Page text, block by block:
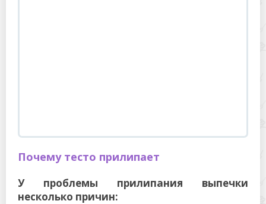
Почему тесто прилипает
У проблемы прилипания выпечки
несколько причин: